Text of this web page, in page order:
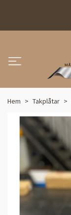
Hem Takplåtar